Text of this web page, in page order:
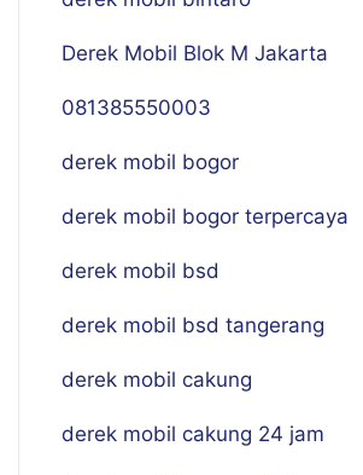
Derek Mobil Blok M Jakarta
081385550003
derek mobil bogor
derek mobil bogor terpercaya
derek mobil bsd
derek mobil bsd tangerang
derek mobil cakung
derek mobil cakung 24 jam